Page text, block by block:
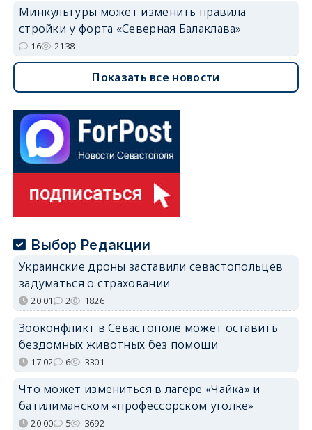
Минкультуры может изменить правила
стройки у форта «Северная Балаклава»
16 2138
Показать все новости
Выбор Редакции
Украинские дроны заставили севастопольцев
задуматься о страховании
20:01 2 1826
Зооконфликт в Севастополе может оставить
бездомных животных без помощи
17:02 6 3301
Что может измениться в лагере «Чайка» и
батилиманском «профессорском уголке»
20:00 5 3692